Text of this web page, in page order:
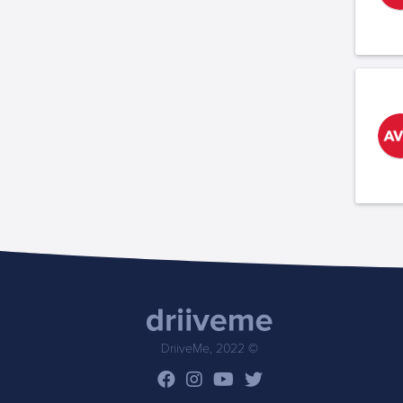
DriiveMe, 2022 ©